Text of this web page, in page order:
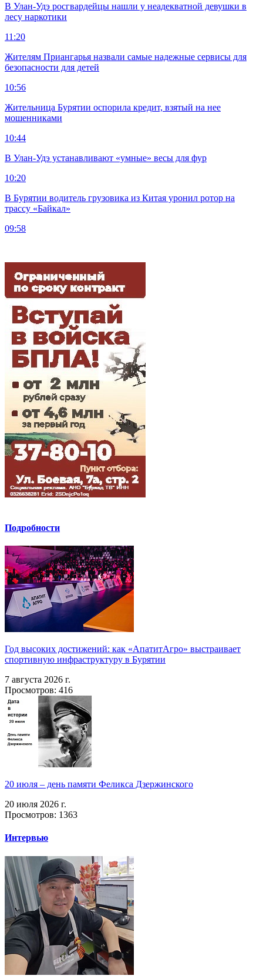
В Улан-Удэ росгвардейцы нашли у неадекватной девушки в
лесу наркотики
11:20
Жителям Приангарья назвали самые надежные сервисы для
безопасности для детей
10:56
Жительница Бурятии оспорила кредит, взятый на нее
мошенниками
10:44
В Улан-Удэ устанавливают «умные» весы для фур
10:20
В Бурятии водитель грузовика из Китая уронил ротор на
трассу «Байкал»
09:58
Подробности
Год высоких достижений: как «АпатитАгро» выстраивает
спортивную инфраструктуру в Бурятии
7 августа 2026 г.
Просмотров: 416
20 июля – день памяти Феликса Дзержинского
20 июля 2026 г.
Просмотров: 1363
Интервью